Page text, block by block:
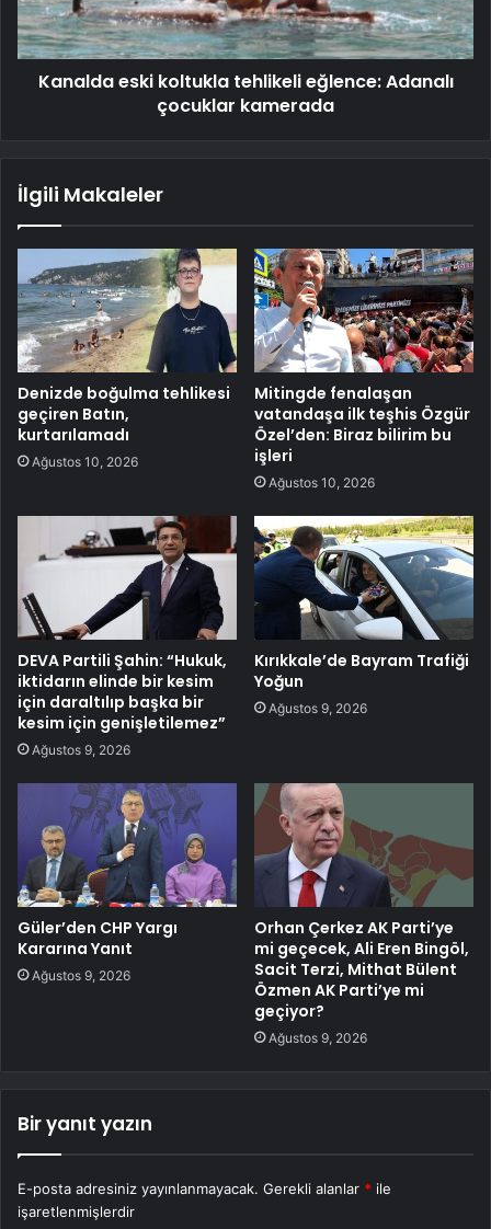
Kanalda eski koltukla tehlikeli eğlence: Adanalı
çocuklar kamerada
İlgili Makaleler
Denizde boğulma tehlikesi
geçiren Batın,
kurtarılamadı
Ağustos 10, 2026
Mitingde fenalaşan
vatandaşa ilk teşhis Özgür
Özel’den: Biraz bilirim bu
işleri
Ağustos 10, 2026
DEVA Partili Şahin: “Hukuk,
iktidarın elinde bir kesim
için daraltılıp başka bir
kesim için genişletilemez”
Ağustos 9, 2026
Kırıkkale’de Bayram Trafiği
Yoğun
Ağustos 9, 2026
Güler’den CHP Yargı
Kararına Yanıt
Ağustos 9, 2026
Orhan Çerkez AK Parti’ye
mi geçecek, Ali Eren Bingöl,
Sacit Terzi, Mithat Bülent
Özmen AK Parti’ye mi
geçiyor?
Ağustos 9, 2026
Bir yanıt yazın
E-posta adresiniz yayınlanmayacak. Gerekli alanlar * ile
işaretlenmişlerdir